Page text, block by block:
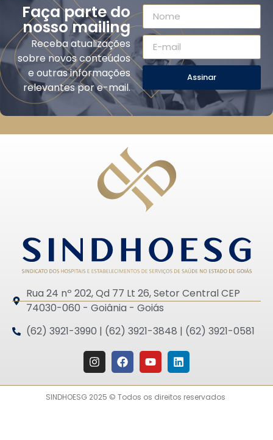
Faça parte do
nosso mailing
Receba atualizações
sobre novos conteúdos
e outras informações
relevantes por e-mail.
Assinar
Rua 24 nº 202, Qd 77 Lt 26, Setor Central CEP
74030-060 - Goiânia - Goiás
(62) 3921-3990 | (62) 3921-3848 | (62) 3921-0581
SINDHOESG 2025 © Todos os direitos reservados